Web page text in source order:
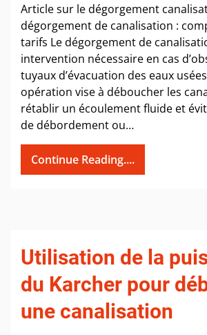
Article sur le dégorgement
dégorgement de canalisation :
tarifs Le dégorgement de
intervention nécessaire en cas
tuyaux d’évacuation des eaux
opération vise à déboucher les
rétablir un écoulement fluide et
de débordement ou…
Continue Reading....
Utilisation de la
du Karcher pour
une canalisation